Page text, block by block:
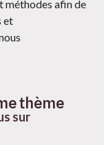
méthodes afin de
et
thème
sur